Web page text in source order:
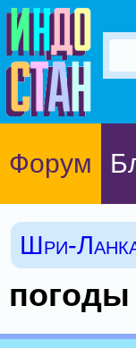
Форум
Шри-
погоды